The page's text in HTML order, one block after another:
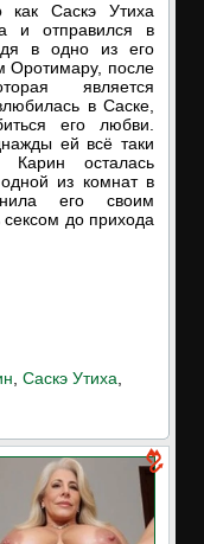
как Саскэ Утиха
и отправился в
в одно из его
Оротимару, после
является
в Саске,
его любви.
ей всё таки
Карин осталась
из комнат в
его своим
до прихода
Саскэ Утиха